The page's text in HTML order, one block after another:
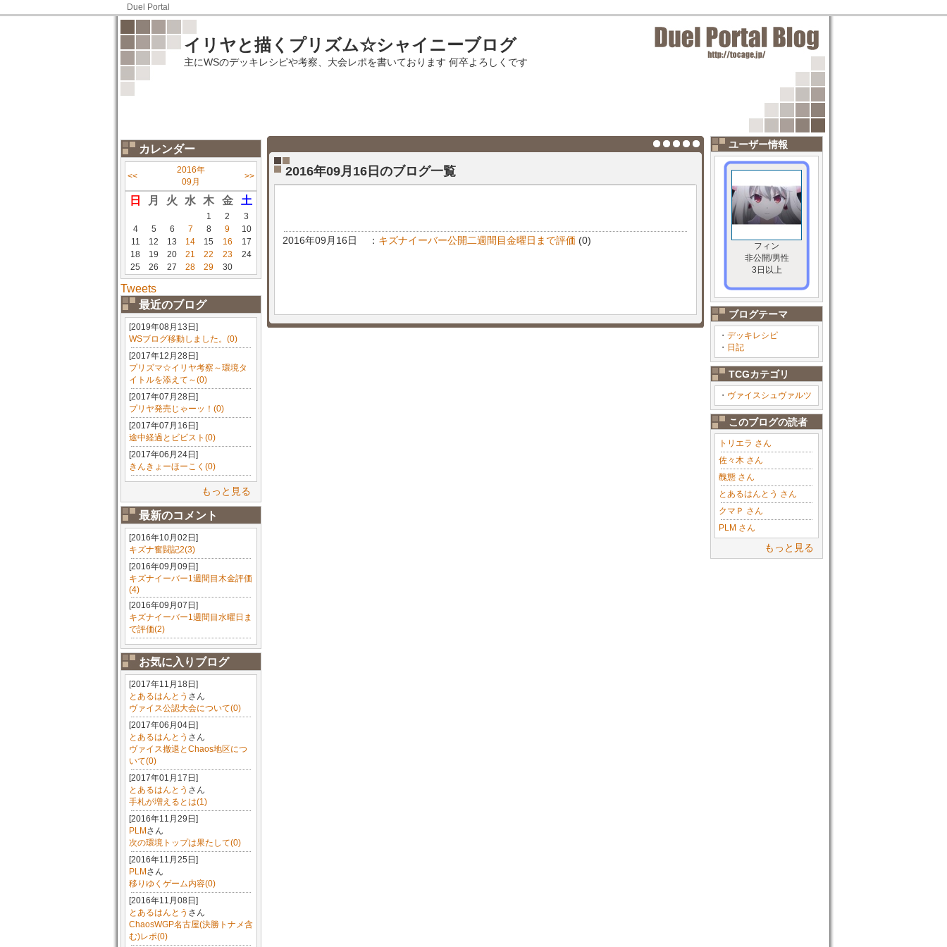
Duel Portal
イリヤと描くプリズム☆シャイニーブログ
主にWSのデッキレシピや考察、大会レポを書いております 何卒よろしくです
カレンダー
<<
2016年
09月
>>
日 月 火 水 木 金 土
1 2
3
4
5 6 7 8 9
10
11
12 13 14 15 16
17
18
19 20 21 22 23
24
25
26 27 28 29 30
Tweets
最近のブログ
[2019年08月13日]
WSブログ移動しました。(0)
[2017年12月28日]
プリズマ☆イリヤ考察～環境タ
イトルを添えて～(0)
[2017年07月28日]
プリヤ発売じゃーッ！(0)
[2017年07月16日]
途中経過とビビスト(0)
[2017年06月24日]
きんきょーほーこく(0)
もっと見る
最新のコメント
[2016年10月02日]
キズナ奮闘記2(3)
[2016年09月09日]
キズナイーバー1週間目木金評価
(4)
[2016年09月07日]
キズナイーバー1週間目水曜日ま
で評価(2)
お気に入りブログ
[2017年11月18日]
とあるはんとう さん
ヴァイス公認大会について(0)
[2017年06月04日]
とあるはんとう さん
ヴァイス撤退とChaos地区につ
いて(0)
[2017年01月17日]
とあるはんとう さん
手札が増えるとは(1)
[2016年11月29日]
PLM さん
次の環境トップは果たして(0)
[2016年11月25日]
PLM さん
移りゆくゲーム内容(0)
[2016年11月08日]
とあるはんとう さん
ChaosWGP名古屋(決勝トナメ含
む)レポ(0)
ユーザー情報
フィン
非公開/男性
3日以上
ブログテーマ
・ デッキレシピ
・ 日記
TCGカテゴリ
・ ヴァイスシュヴァルツ
このブログの読者
トリエラ さん
佐々木 さん
醜態 さん
とあるはんとう さん
クマＰ さん
PLM さん
もっと見る
2016年09月16日のブログ一覧
2016年09月16日 ： キズナイーバー公開二週間目金曜日まで評価 (0)